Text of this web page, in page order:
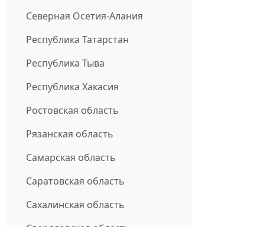
Северная Осетия-Алания
Республика Татарстан
Республика Тыва
Республика Хакасия
Ростовская область
Рязанская область
Самарская область
Саратовская область
Сахалинская область